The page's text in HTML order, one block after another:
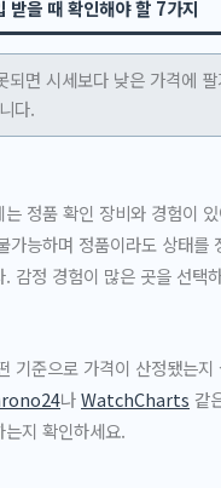
받을 때 확인해야 할 7가지
되면 시세보다 낮은 가격에
다.
정품 확인 장비와 경험이
가능하며 정품이라도 상태를
감정 경험이 많은 곳을 선택
기준으로 가격이 산정됐는지
나WatchCharts 같
지 확인하세요.